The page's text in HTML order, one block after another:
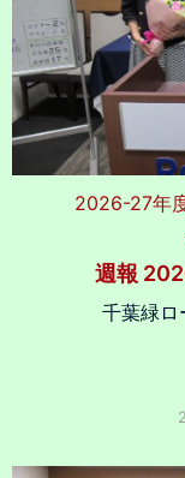
2026-27年
週報
千葉緑